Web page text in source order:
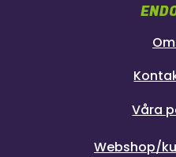
Våra
Webshop/